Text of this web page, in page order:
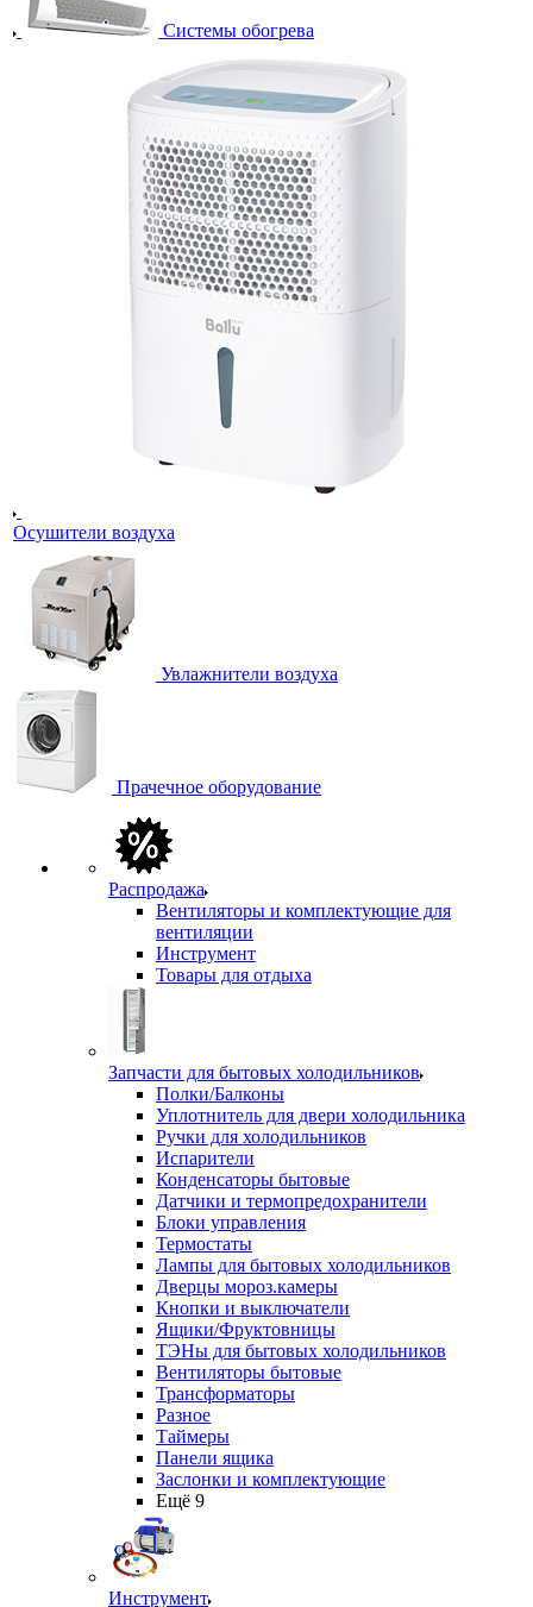
Системы обогрева
Осушители воздуха
Увлажнители воздуха
Прачечное оборудование
Распродажа
Вентиляторы и комплектующие для
вентиляции
Инструмент
Товары для отдыха
Запчасти для бытовых холодильников
Полки/Балконы
Уплотнитель для двери холодильника
Ручки для холодильников
Испарители
Конденсаторы бытовые
Датчики и термопредохранители
Блоки управления
Термостаты
Лампы для бытовых холодильников
Дверцы мороз.камеры
Кнопки и выключатели
Ящики/Фруктовницы
ТЭНы для бытовых холодильников
Вентиляторы бытовые
Трансформаторы
Разное
Таймеры
Панели ящика
Заслонки и комплектующие
Ещё 9
Инструмент